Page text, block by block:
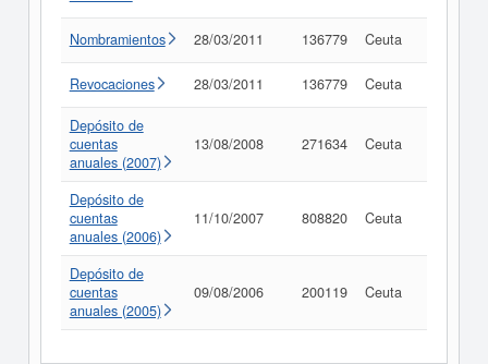
Nombramientos 28/03/2011 136779 Ceuta
Revocaciones 28/03/2011 136779 Ceuta
Depósito de
cuentas
anuales (2007)
13/08/2008 271634 Ceuta
Depósito de
cuentas
anuales (2006)
11/10/2007 808820 Ceuta
Depósito de
cuentas
anuales (2005)
09/08/2006 200119 Ceuta